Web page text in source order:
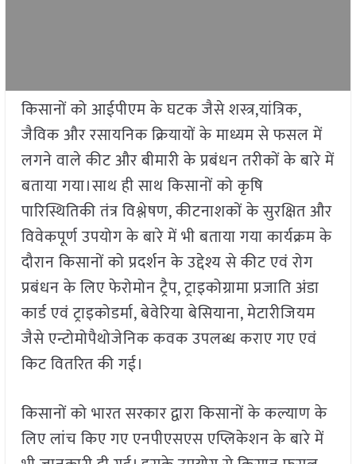
किसानों को आईपीएम के घटक जैसे शस्त्र,यांत्रिक,
जैविक और रसायनिक क्रियायों के माध्यम से फसल में
लगने वाले कीट और बीमारी के प्रबंधन तरीकों के बारे में
बताया गया।साथ ही साथ किसानों को कृषि
पारिस्थितिकी तंत्र विश्लेषण, कीटनाशकों के सुरक्षित और
विवेकपूर्ण उपयोग के बारे में भी बताया गया कार्यक्रम के
दौरान किसानों को प्रदर्शन के उद्देश्य से कीट एवं रोग
प्रबंधन के लिए फेरोमोन ट्रैप, ट्राइकोग्रामा प्रजाति अंडा
कार्ड एवं ट्राइकोडर्मा, बेवेरिया बेसियाना, मेटारीजियम
जैसे एन्टोमोपैथोजेनिक कवक उपलब्ध कराए गए एवं
किट वितरित की गई।
किसानों को भारत सरकार द्वारा किसानों के कल्याण के
लिए लांच किए गए एनपीएसएस एप्लिकेशन के बारे में